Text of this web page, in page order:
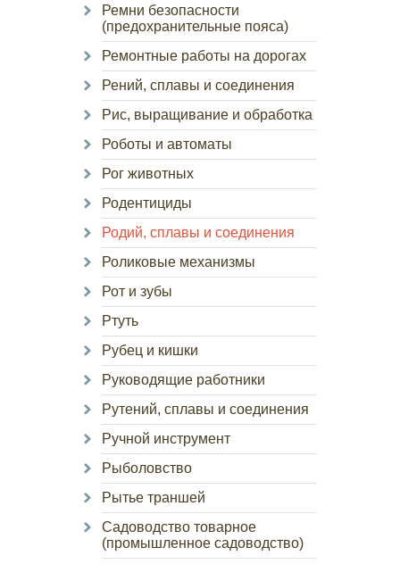
Ремни безопасности
(предохранительные пояса)
Ремонтные работы на дорогах
Рений, сплавы и соединения
Рис, выращивание и обработка
Роботы и автоматы
Рог животных
Родентициды
Родий, сплавы и соединения
Роликовые механизмы
Рот и зубы
Ртуть
Рубец и кишки
Руководящие работники
Рутений, сплавы и соединения
Ручной инструмент
Рыболовство
Рытье траншей
Садоводство товарное
(промышленное садоводство)